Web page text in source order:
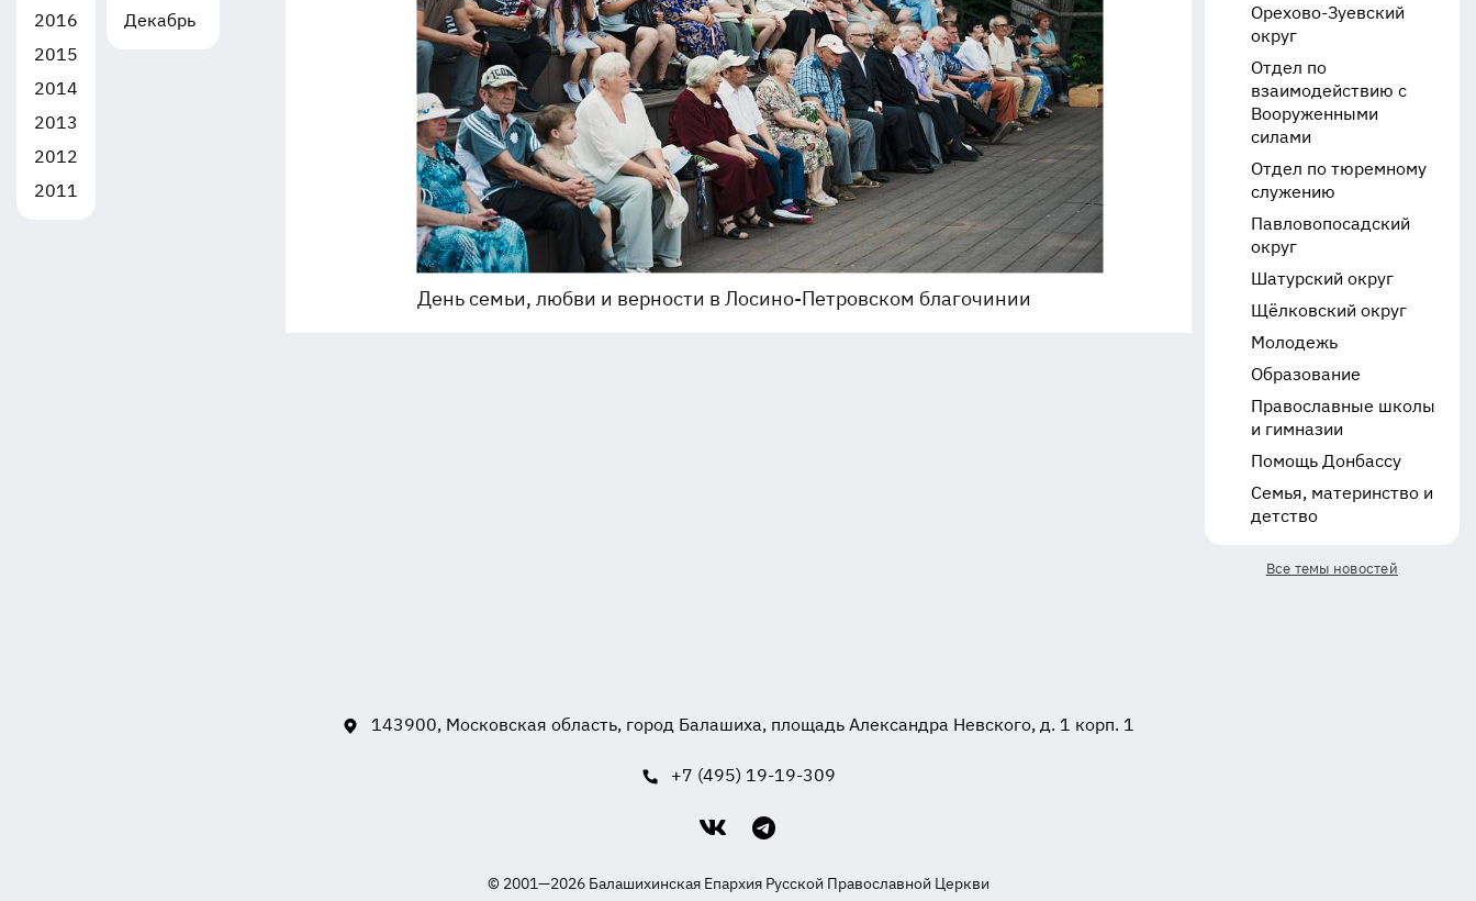
2016
2015
2014
2013
2012
2011
Декабрь
День семьи, любви и верности в Лосино-Петровском благочинии
Орехово-Зуевский
округ
Отдел по
взаимодействию с
Вооруженными
силами
Отдел по тюремному
служению
Павловопосадский
округ
Шатурский округ
Щёлковский округ
Молодежь
Образование
Православные школы
и гимназии
Помощь Донбассу
Семья, материнство и
детство
Все темы новостей
143900, Московская область, город Балашиха, площадь Александра Невского, д. 1 корп. 1
+7 (495) 19-19-309
© 2001—2026 Балашихинская Епархия Русской Православной Церкви